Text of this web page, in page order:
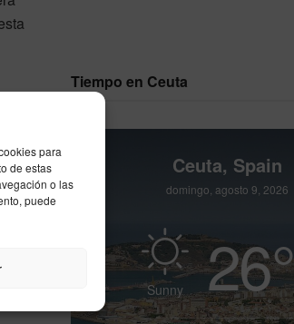
para
de estas
o las
puede
Tiempo en Ceuta
Ceuta, Spain
domingo, agosto 9, 2026
Sunny 26°